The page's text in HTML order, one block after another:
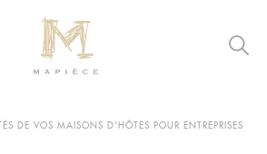
Aller à la navigation
d’hôtes
DE VOS MAISONS D'HÔTES POUR ENTREPRISES